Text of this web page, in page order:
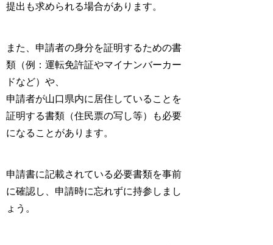
提出も求められる場合があります。
また、申請者の身分を証明するための書
類（例：運転免許証やマイナンバーカー
ドなど）や、
申請者が山口県内に居住していることを
証明する書類（住民票の写し等）も必要
になることがあります。
申請書に記載されている必要書類を事前
に確認し、申請時に忘れずに持参しまし
ょう。